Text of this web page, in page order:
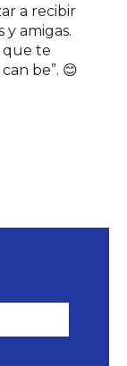
a recibir
y amigas.
que te
be”. 😊